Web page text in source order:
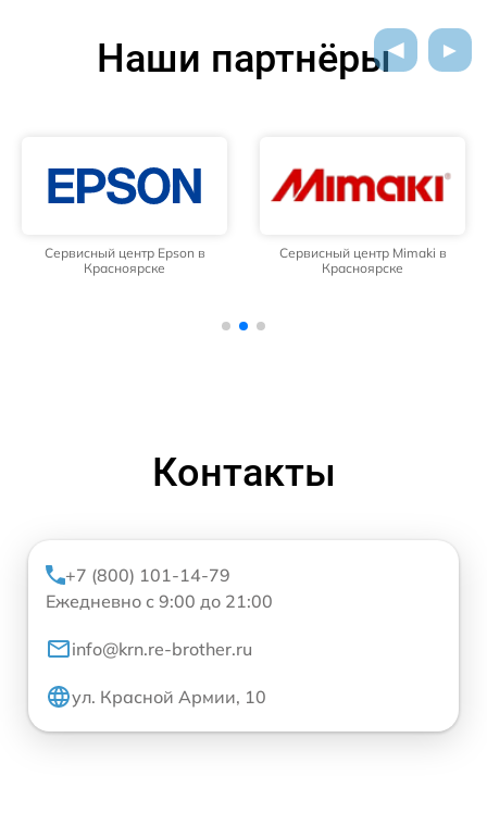
Наши партнёры
Сервисный центр Epson в
Красноярске
Сервисный центр Mimaki в
Красноярске
Контакты
+7 (800) 101-14-79
Ежедневно с 9:00 до 21:00
info@krn.re-brother.ru
ул. Красной Армии, 10